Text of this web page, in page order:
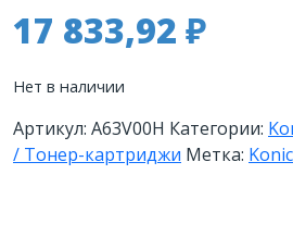
17 833,92 ₽
Нет в наличии
Артикул: A63V00H Категории:
/ Тонер-картриджи Метка: